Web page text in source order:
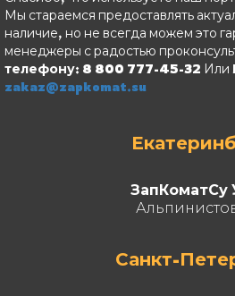
Мы стараемся предоставлять
наличие, но не всегда можем это
менеджеры с радостью
телефону: 8 800 777-45-32 Или
zakaz@zapkomat.su
ЗапКоматСу
Санкт-